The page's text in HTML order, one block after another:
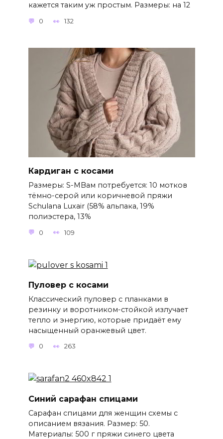
кажется таким уж простым. Размеры: на 12
0 132
Кардиган с косами
Размеры: S-MВам потребуется: 10 мотков
тёмно-серой или коричневой пряжи
Schulana Luxair (58% альпака, 19%
полиэстера, 13%
0 109
Пуловер с косами
Классический пуловер с планками в
резинку и воротником-стойкой излучает
тепло и энергию, которые придаёт ему
насыщенный оранжевый цвет.
0 263
Синий сарафан спицами
Сарафан спицами для женщин схемы с
описанием вязания. Размер: 50.
Материалы: 500 г пряжи синего цвета